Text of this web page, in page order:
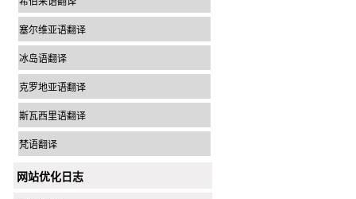
塞尔维亚语翻译
冰岛语翻译
克罗地亚语翻译
斯瓦西里语翻译
梵语翻译
网站优化日志